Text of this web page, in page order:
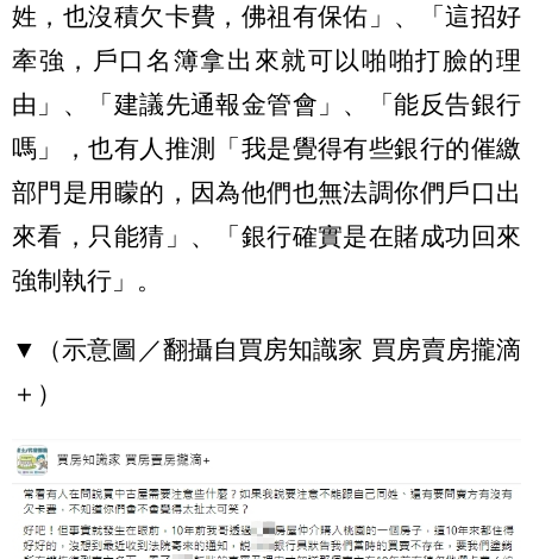
姓，也沒積欠卡費，佛祖有保佑」、「這招好
牽強，戶口名簿拿出來就可以啪啪打臉的理
由」、「建議先通報金管會」、「能反告銀行
嗎」，也有人推測「我是覺得有些銀行的催繳
部門是用矇的，因為他們也無法調你們戶口出
來看，只能猜」、「銀行確實是在賭成功回來
強制執行」。
▼（示意圖／翻攝自買房知識家 買房賣房攏滴
＋）